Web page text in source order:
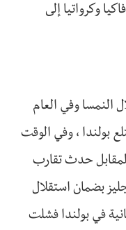
وكرواتيا إلى
النمسا وفي العام
بولندا ، وفي الوقت
المقابل حدث تقارب
بضمان استقلال
في بولندا فشلت